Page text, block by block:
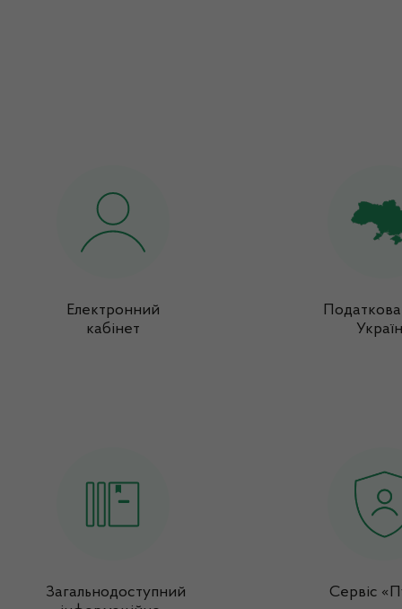
Електронний
кабінет
Загальнодоступний
Сервіс